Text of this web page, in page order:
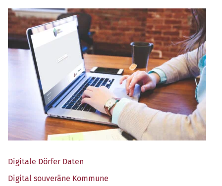
Digi­ta­le Dör­fer Daten
Digi­tal sou­ve­rä­ne Kommune